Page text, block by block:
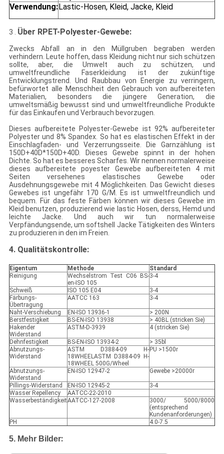
Verwendung: Lastic-Hosen, Kleid, Jacke, Kleid
3 . Über RPET-Polyester-Gewebe:
Zwecks Abfall an in den Müllgruben begraben werden
verhindern. Leute hoffen, dass Kleidung nicht nur sich schützen
sollte, aber, die Umwelt auch zu schützen, und
umweltfreundliche Faserkleidung ist der zukünftige
Entwicklungstrend. Und Raubbau von Energie zu verringern,
befürwortet alle Menschheit den Gebrauch von aufbereiteten
Materialien, besonders die jüngere Generation, die
umweltsmäßig bewusst sind und umweltfreundliche Produkte
für das Einkaufen und Verbrauch bevorzugen.
Dieses aufbereitete Polyester-Gewebe ist 92% aufbereiteter
Polyester und 8% Spandex. So hat es elastischen Effekt in der
Einschlagfaden- und Verzerrungsseite. Die Garnzählung ist
150D+40D*150D+40D. Dieses Gewebe spinnt in der hohen
Dichte. So hat es besseres Scharfes. Wir nennen normalerweise
dieses aufbereitete poyester Gewebe aufbereiteten 4 mit
Seiten versehenes elastisches Gewebe oder
Ausdehnungsgewebe mit 4 Möglichkeiten. Das Gewicht dieses
Gewebes ist ungefähr 170 G/M. Es ist umweltfreundlich und
bequem. Für das feste Färben können wir dieses Gewebe im
Kleid benutzen, produzierend wie lastic Hosen, derss, Hemd und
leichte Jacke. Und auch wir tun normalerweise
Verpfändungsende, um softshell Jacke Tätigkeiten des Winters
zu produzieren in den im Freien.
4. Qualitätskontrolle:
Eigentum Methode
Standard
Reinigung
Wechselstrom Test C06 BS-
en-ISO 105
3-4
Schweiß ISO 105 E04
3-4
Färbungs-
Übertragung
AATCC 163 3-4
Naht-Verschiebung EN-ISO 13936-1
> 200N
Berstfestigkeit
BS-EN-ISO 13938
> 40BL (stricken Sie)
Hakender
Widerstand
ASTM-D-3939 4 (stricken Sie)
Dehnfestigkeit BS-EN-ISO 13934-2
> 35bl
Abnutzungs-
Widerstand
ASTM D3884-09 H-
18WHEELASTM D3884-09 H-
18WHEEL 500G/Wheel
PU >1500r
Abnutzungs-
Widerstand
EN-ISO 12947-2 Gewebe >20000r
Pillings-Widerstand EN-ISO 12945-2
3-4
Wasser Repellency
AATCC-22-2010
WasserbeständigkeitAATCC-127-2008
3000/ 5000/8000
(entsprechend
Kundenanforderungen)
PH
4.0-7.5
5. Mehr Bilder: